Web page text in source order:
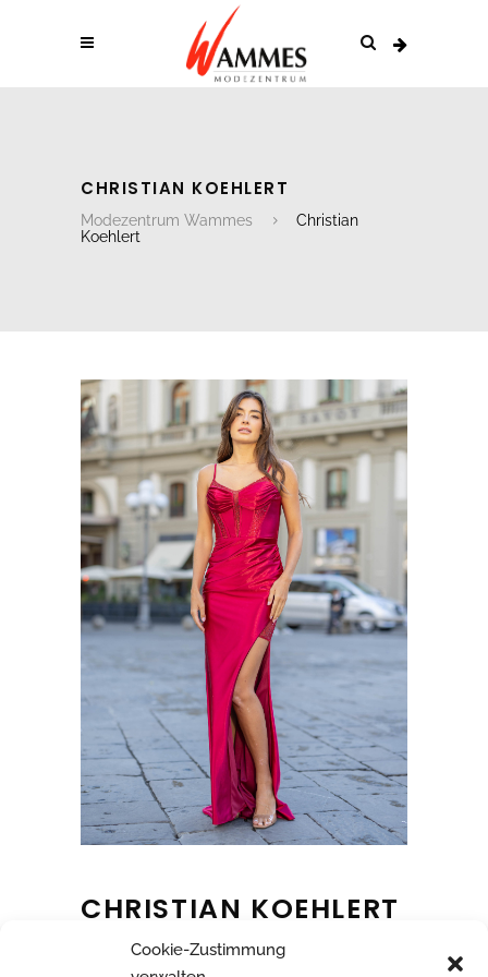
Cookie-Zustimmung
CHRISTIAN KOEHLERT
Modezentrum Wammes
Christian
Koehlert
CHRISTIAN KOEHLERT